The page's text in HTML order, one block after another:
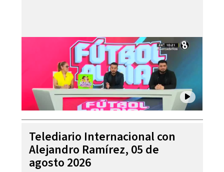
Telediario Internacional con
Alejandro Ramírez, 05 de
agosto 2026